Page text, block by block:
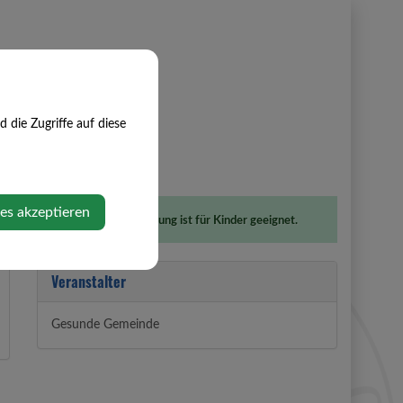
Diese Veranstaltung ist für Kinder geeignet.
Veranstalter
Gesunde Gemeinde
die Zugriffe auf diese
akzeptieren